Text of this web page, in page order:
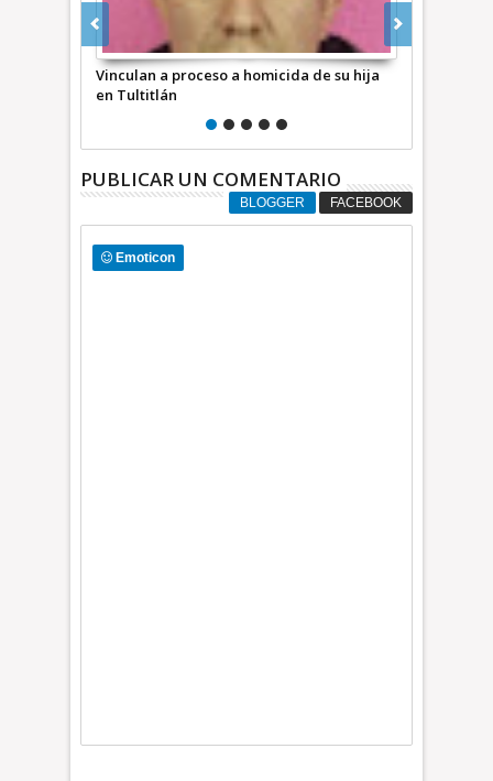
a homicida de su hija
En 2025 se registraron 12 asesinatos contra
COMUNICADO CONJUNTO
PUBLICAR UN COMENTARIO
BLOGGER FACEBOOK
Emoticon